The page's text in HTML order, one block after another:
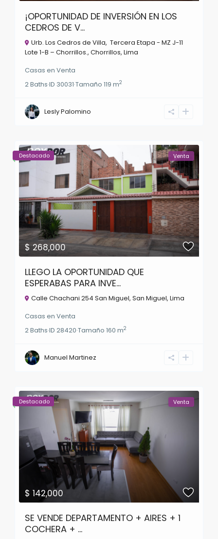
¡OPORTUNIDAD DE INVERSIÓN EN LOS
CEDROS DE V...
Urb. Los Cedros de Villa, Tercera Etapa - MZ J-11
Lote 1-B – Chorrillos.,Chorrillos,Lima
Casas enVenta
2Baths·ID 30031·Tamaño119 m2
Lesly Palomino
$ 268,000
Venta
Destacado
LLEGO LA OPORTUNIDAD QUE
ESPERABAS PARA INVE...
Calle Chachani 254 San Miguel,San Miguel,Lima
Casas enVenta
2Baths·ID28420·Tamaño160 m2
Manuel Martinez
$ 142,000
Venta
Destacado
SE VENDE DEPARTAMENTO + AIRES + 1
COCHERA + ...